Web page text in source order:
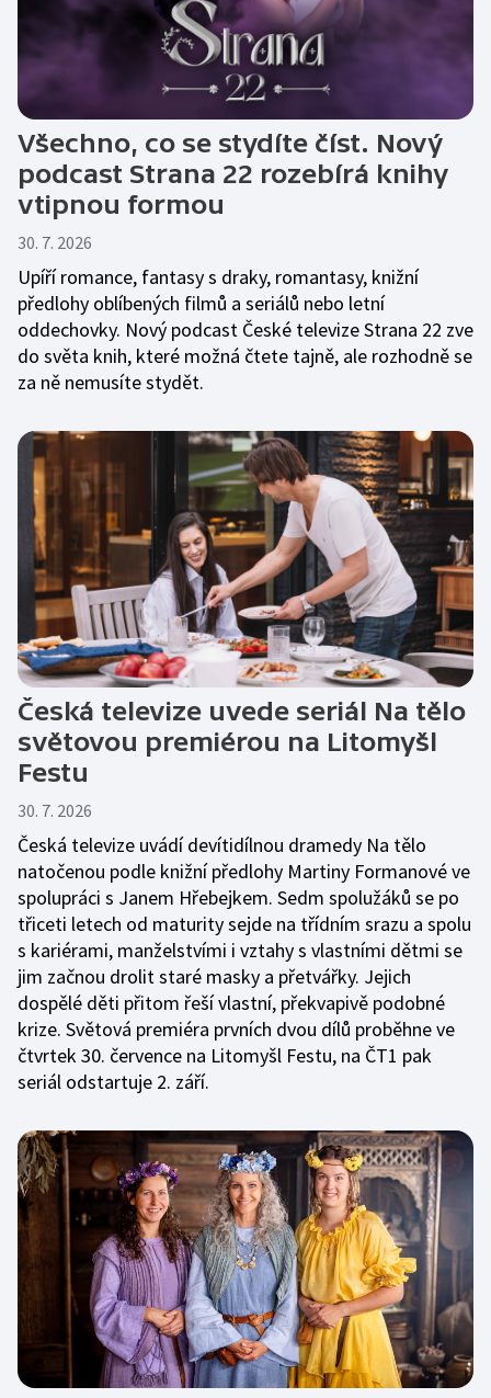
Všechno, co se stydíte číst. Nový
podcast Strana 22 rozebírá knihy
vtipnou formou
30. 7. 2026
Upíří romance, fantasy s draky, romantasy, knižní
předlohy oblíbených filmů a seriálů nebo letní
oddechovky. Nový podcast České televize Strana 22 zve
do světa knih, které možná čtete tajně, ale rozhodně se
za ně nemusíte stydět.
Česká televize uvede seriál Na tělo
světovou premiérou na Litomyšl
Festu
30. 7. 2026
Česká televize uvádí devítidílnou dramedy Na tělo
natočenou podle knižní předlohy Martiny Formanové ve
spolupráci s Janem Hřebejkem. Sedm spolužáků se po
třiceti letech od maturity sejde na třídním srazu a spolu
s kariérami, manželstvími i vztahy s vlastními dětmi se
jim začnou drolit staré masky a přetvářky. Jejich
dospělé děti přitom řeší vlastní, překvapivě podobné
krize. Světová premiéra prvních dvou dílů proběhne ve
čtvrtek 30. července na Litomyšl Festu, na ČT1 pak
seriál odstartuje 2. září.